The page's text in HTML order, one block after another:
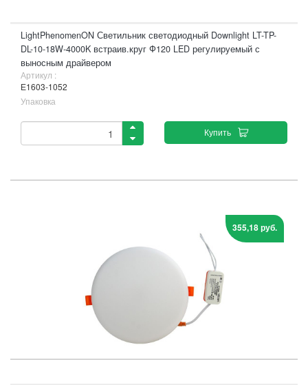
LightPhenomenON Светильник светодиодный Downlight LT-TP-
DL-10-18W-4000K встраив.круг Ф120 LED регулируемый с
выносным драйвером
Артикул :
Е1603-1052
Упаковка
Купить
355,18 руб.